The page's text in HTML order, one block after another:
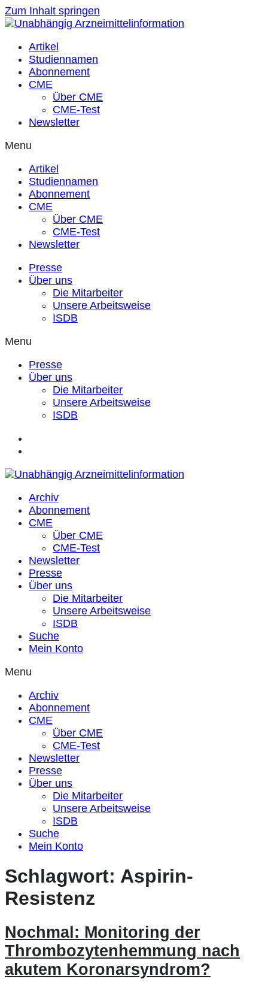
Zum Inhalt springen
Artikel
Studiennamen
Abonnement
CME
Über CME
CME-Test
Newsletter
Menu
Artikel
Studiennamen
Abonnement
CME
Über CME
CME-Test
Newsletter
Presse
Über uns
Die Mitarbeiter
Unsere Arbeitsweise
ISDB
Menu
Presse
Über uns
Die Mitarbeiter
Unsere Arbeitsweise
ISDB
Archiv
Abonnement
CME
Über CME
CME-Test
Newsletter
Presse
Über uns
Die Mitarbeiter
Unsere Arbeitsweise
ISDB
Suche
Mein Konto
Menu
Archiv
Abonnement
CME
Über CME
CME-Test
Newsletter
Presse
Über uns
Die Mitarbeiter
Unsere Arbeitsweise
ISDB
Suche
Mein Konto
Schlagwort: Aspirin-
Resistenz
Nochmal: Monitoring der
Thrombozytenhemmung nach
akutem Koronarsyndrom?